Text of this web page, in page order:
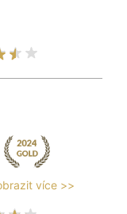
více >>